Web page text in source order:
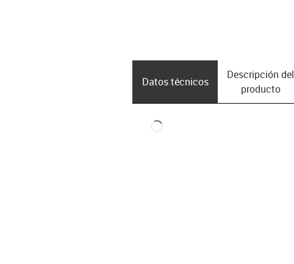
Datos técnicos
Descripción del
producto